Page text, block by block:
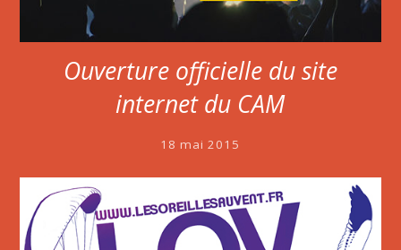
Ouverture officielle du site
internet du CAM
18 mai 2015